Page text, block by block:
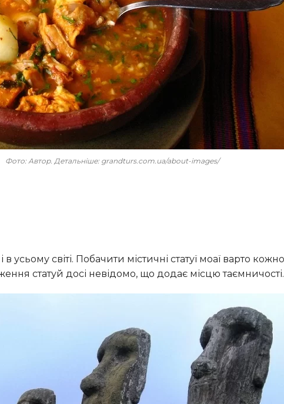
Фото: Автор. Детальніше: grandturs.com.ua/about-images/
статуй досі невідомо, що додає місцю таємничості.